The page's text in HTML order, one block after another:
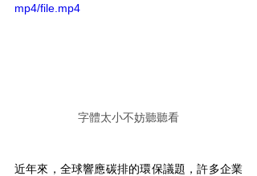
mp4/file.mp4
字體太小不妨聽聽看
近年來，全球響應碳排的環保議題，許多企業